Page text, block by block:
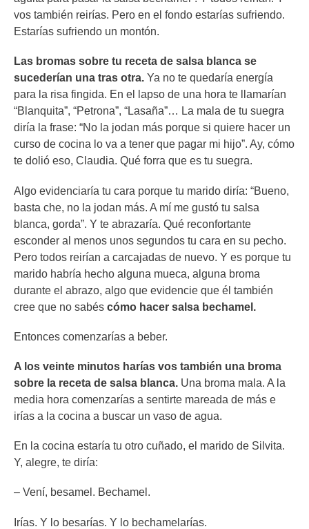
vos también reirías. Pero en el fondo estarías sufriendo.
Estarías sufriendo un montón.
Las bromas sobre tu receta de salsa blanca se
sucederían una tras otra. Ya no te quedaría energía
para la risa fingida. En el lapso de una hora te llamarían
“Blanquita”, “Petrona”, “Lasaña”… La mala de tu suegra
diría la frase: “No la jodan más porque si quiere hacer un
curso de cocina lo va a tener que pagar mi hijo”. Ay, cómo
te dolió eso, Claudia. Qué forra que es tu suegra.
Algo evidenciaría tu cara porque tu marido diría: “Bueno,
basta che, no la jodan más. A mí me gustó tu salsa
blanca, gorda”. Y te abrazaría. Qué reconfortante
esconder al menos unos segundos tu cara en su pecho.
Pero todos reirían a carcajadas de nuevo. Y es porque tu
marido habría hecho alguna mueca, alguna broma
durante el abrazo, algo que evidencie que él también
cree que no sabés cómo hacer salsa bechamel.
Entonces comenzarías a beber.
A los veinte minutos harías vos también una broma
sobre la receta de salsa blanca. Una broma mala. A la
media hora comenzarías a sentirte mareada de más e
irías a la cocina a buscar un vaso de agua.
En la cocina estaría tu otro cuñado, el marido de Silvita.
Y, alegre, te diría:
– Vení, besamel. Bechamel.
Irías. Y lo besarías. Y lo bechamelarías.